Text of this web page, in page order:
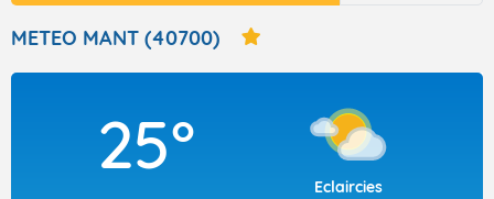
Articles
METEO MANT (40700)
25°
Eclaircies